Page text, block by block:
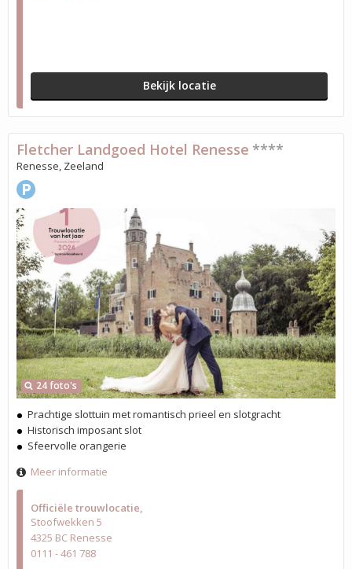
Bekijk locatie
Officiële trouwlocatie
Stoofwekken 5
4325 BC Renesse
0111 - 461 788
24 foto's
Fletcher Landgoed Hotel Renesse ****
Renesse, Zeeland
Prachtige slottuin met romantisch prieel en slotgracht
Historisch imposant slot
Sfeervolle orangerie
Meer informatie